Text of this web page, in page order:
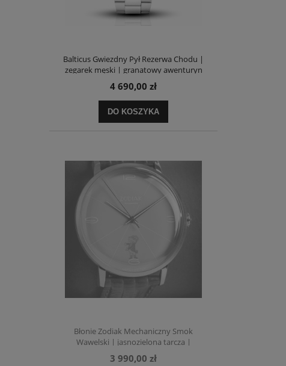
Balticus Gwiezdny Pył Rezerwa Chodu |
zegarek męski | granatowy awenturyn
4 690,00 zł
DO KOSZYKA
Błonie Zodiak Mechaniczny Smok
Wawelski | jasnozielona tarcza |
ciemnozielony pasek
3 990,00 zł